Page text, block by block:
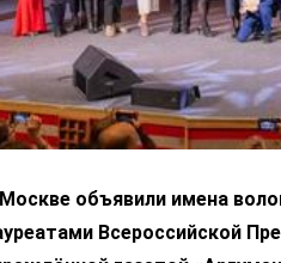
объявили имена
Всероссийской